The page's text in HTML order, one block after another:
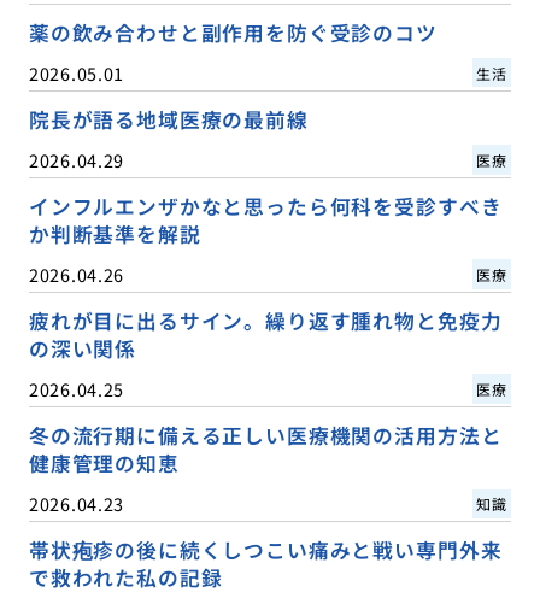
薬の飲み合わせと副作用を防ぐ受診のコツ
2026.05.01 生活
院長が語る地域医療の最前線
2026.04.29 医療
インフルエンザかなと思ったら何科を受診すべき
か判断基準を解説
2026.04.26 医療
疲れが目に出るサイン。繰り返す腫れ物と免疫力
の深い関係
2026.04.25 医療
冬の流行期に備える正しい医療機関の活用方法と
健康管理の知恵
2026.04.23 知識
帯状疱疹の後に続くしつこい痛みと戦い専門外来
で救われた私の記録